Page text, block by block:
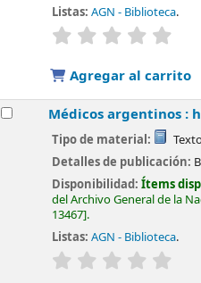
Listas: AGN - Biblioteca.
valoración
Agregar al carrito
Médicos argentinos :
Tipo de material:
Detalles de publicación:
Disponibilidad:Ítems
del Archivo General de la
13467 .
Listas: AGN - Biblioteca.
valoración